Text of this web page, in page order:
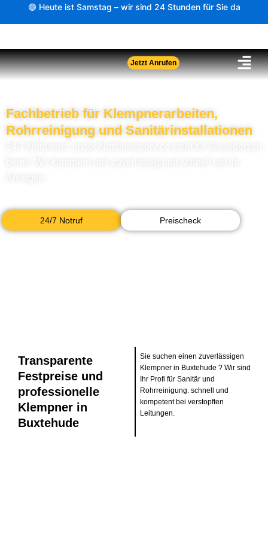
🟢 Heute ist Samstag – wir sind 24 Stunden für Sie da
Jetzt Anrufen
Fachbetrieb für Klempnerarbeiten,
Rohrreinigung und Sanitärinstallationen
24/7 Notruf Preischeck
Transparente
Festpreise und
professionelle
Klempner in
Buxtehude
Sie suchen einen zuverlässigen
Klempner in Buxtehude ? Wir sind
Ihr Profi für Sanitär und
Rohrreinigung. schnell und
kompetent bei verstopften
Leitungen.